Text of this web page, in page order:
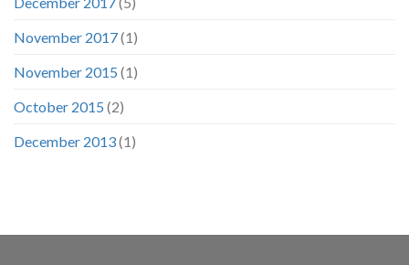
November 2017(1)
November 2015 (1)
October 2015 (2)
December 2013(1)